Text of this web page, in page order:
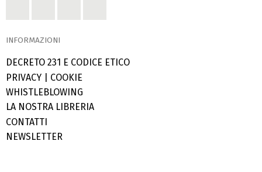
INFORMAZIONI
DECRETO 231 E CODICE ETICO
PRIVACY
COOKIE
WHISTLEBLOWING
LA NOSTRA LIBRERIA
CONTATTI
NEWSLETTER